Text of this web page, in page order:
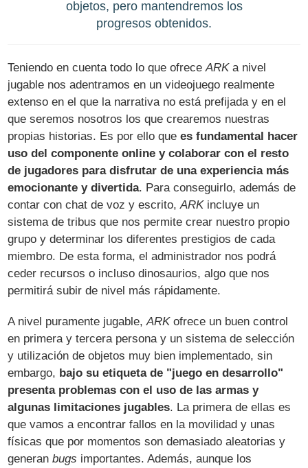
objetos, pero mantendremos los
progresos obtenidos.
Teniendo en cuenta todo lo que ofreceARKa nivel
jugable nos adentramos en un videojuego realmente
extenso en el que la narrativa no está prefijada y en el
que seremos nosotros los que crearemos nuestras
propias historias. Es por ello quees fundamental hacer
uso del componente online y colaborar con el resto
de jugadores para disfrutar de una experiencia más
emocionante y divertida. Para conseguirlo, además de
contar con chat de voz y escrito,ARKincluye un
sistema de tribus que nos permite crear nuestro propio
grupo y determinar los diferentes prestigios de cada
miembro. De esta forma, el administrador nos podrá
ceder recursos o incluso dinosaurios, algo que nos
permitirá subir de nivel más rápidamente.
A nivel puramente jugable,ARKofrece un buen control
en primera y tercera persona y un sistema de selección
y utilización de objetos muy bien implementado, sin
embargo, bajo su etiqueta de "juego en desarrollo"
presenta problemas con el uso de las armas y
algunas limitaciones jugables. La primera de ellas es
que vamos a encontrar fallos en la movilidad y unas
físicas que por momentos son demasiado aleatorias y
generanbugs importantes. Además, aunque los